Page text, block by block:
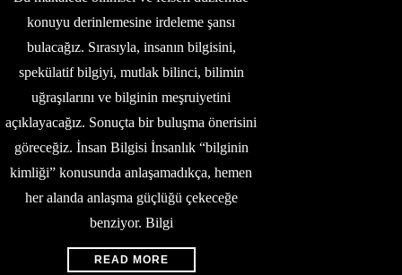
konuyu derinlemesine irdeleme şansı
bulacağız. Sırasıyla, insanın bilgisini,
spekülatif bilgiyi, mutlak bilinci, bilimin
uğraşılarını ve bilginin meşruiyetini
açıklayacağız. Sonuçta bir buluşma önerisini
göreceğiz. İnsan Bilgisi İnsanlık “bilginin
kimliği” konusunda anlaşamadıkça, hemen
her alanda anlaşma güçlüğü çekeceğe
benziyor. Bilgi
READ MORE